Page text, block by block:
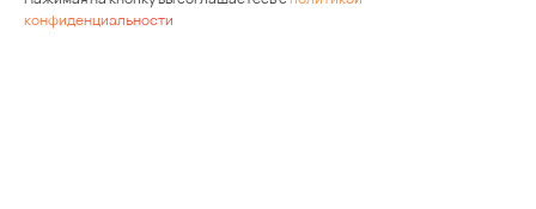
конфиденциальности